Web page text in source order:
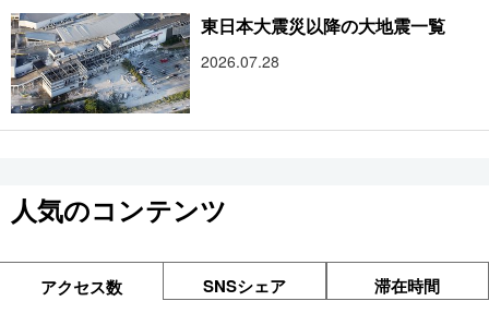
東日本大震災以降の大地震一覧
2026.07.28
人気のコンテンツ
アクセス数 SNSシェア 滞在時間